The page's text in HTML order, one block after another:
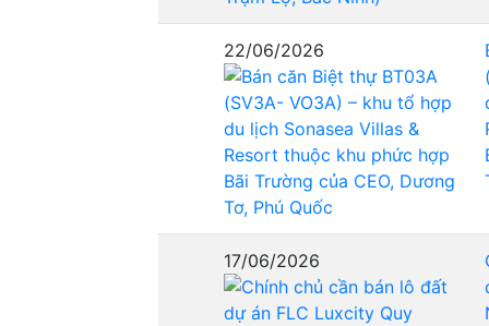
22/06/2026
17/06/2026